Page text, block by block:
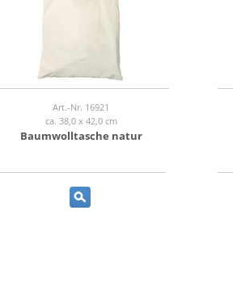
Art.-Nr. 16921
ca. 38,0 x 42,0 cm
Baumwolltasche natur